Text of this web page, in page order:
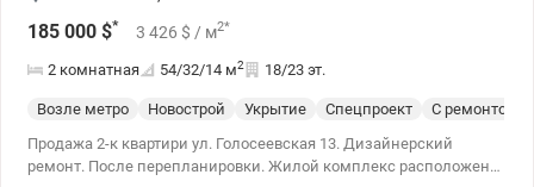
185 000 $* 3 426 $ / м2*
2 комнатная 54/32/14 м2 18/23 эт.
Возле метро Новострой Укрытие Спецпроект
С ремонтом
Продажа 2-к квартири ул. Голосеевская 13. Дизайнерский
ремонт. После перепланировки. Жилой комплекс расположен